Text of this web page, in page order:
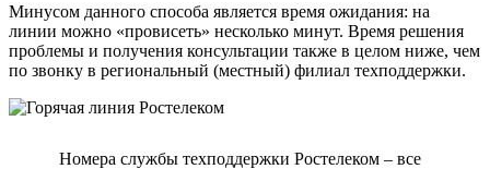
Минусом данного способа является время ожидания: на
линии можно «провисеть» несколько минут. Время решения
проблемы и получения консультации также в целом ниже, чем
по звонку в региональный (местный) филиал техподдержки.
Номера службы техподдержки Ростелеком – все